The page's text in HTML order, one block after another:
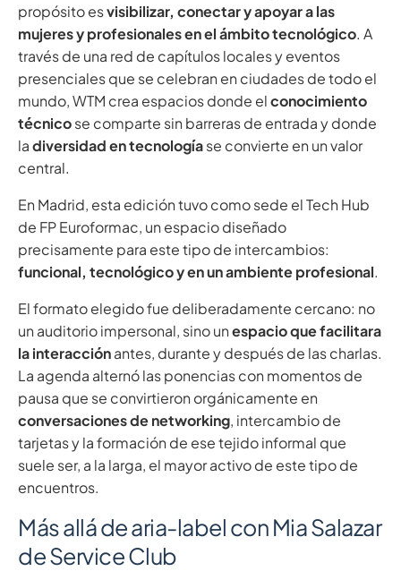
propósito esvisibilizar, conectar y apoyar a las
mujeres y profesionales en el ámbito tecnológico. A
través de una red de capítulos locales y eventos
presenciales que se celebran en ciudades de todo el
mundo, WTM crea espacios donde elconocimiento
técnicose comparte sin barreras de entrada y donde
ladiversidad en tecnologíase convierte en un valor
central.
En Madrid, esta edición tuvo como sede el Tech Hub
de FP Euroformac, un espacio diseñado
precisamente para este tipo de intercambios:
funcional, tecnológico y en un ambiente profesional.
El formato elegido fue deliberadamente cercano: no
un auditorio impersonal, sino unespacio que facilitara
la interacciónantes, durante y después de las charlas.
La agenda alternó las ponencias con momentos de
pausa que se convirtieron orgánicamente en
conversaciones de networking, intercambio de
tarjetas y la formación de ese tejido informal que
suele ser, a la larga, el mayor activo de este tipo de
encuentros.
Más allá de aria-label con Mia Salazar
de Service Club